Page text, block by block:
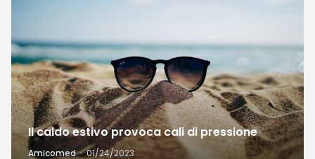
Il caldo estivo provoca cali di pressione
Amicomed · 01/24/2023